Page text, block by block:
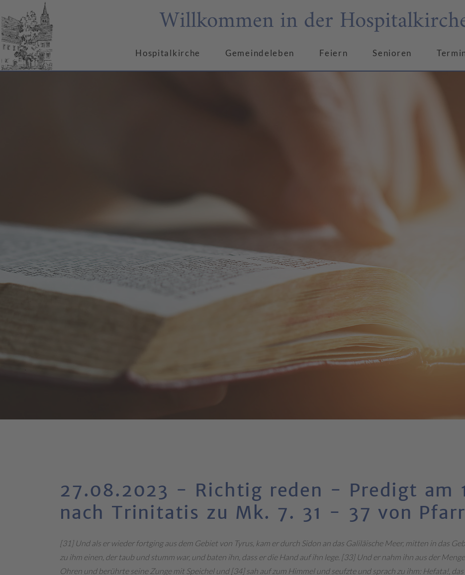
Willkommen in der
Hospitalkirche Gemeindeleben Feiern Senioren
27.08.2023 - Richtig reden - Predigt am
nach Trinitatis zu Mk. 7. 31 - 37 von
[31] Und als er wieder fortging aus dem Gebiet von Tyrus, kam er durch Sidon an das Galiläische Meer, mitten in das
zu ihm einen, der taub und stumm war, und baten ihn, dass er die Hand auf ihn lege. [33] Und er nahm ihn aus der
Ohren und berührte seine Zunge mit Speichel und [34] sah auf zum Himmel und seufzte und sprach zu ihm: Hefata!,